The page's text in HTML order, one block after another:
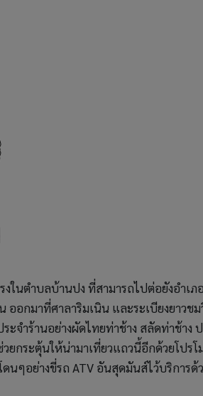
ในตำบลบ้านปง ที่สามารถไปต่อยังอำเภอ
ออกมาที่ศาลาริมเนิน และระเบียงยาวชม
จำร้านอย่างผัดไทยท่าช้าง สลัดท่าช้าง
ยกระตุ้นให้น่ามาเที่ยวแถวนี้อีกด้วยโปรโ
นๆอย่างขี่รถ ATV อันสุดมันส์ไว้บริการด้